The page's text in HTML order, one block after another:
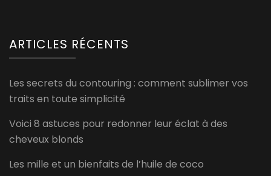
ARTICLES RÉCENTS
Les secrets du contouring : comment sublimer vos
traits en toute simplicité
Voici 8 astuces pour redonner leur éclat à des
cheveux blonds
Les mille et un bienfaits de l’huile de coco